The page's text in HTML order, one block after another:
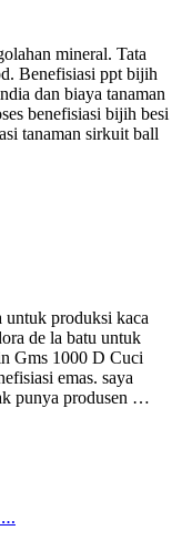
mineral. Tata
Benefisiasi ppt bijih
dan biaya tanaman
benefisiasi bijih besi
tanaman sirkuit ball
untuk produksi kaca
de la batu untuk
Gms 1000 D Cuci
emas. saya
punya produsen …
…